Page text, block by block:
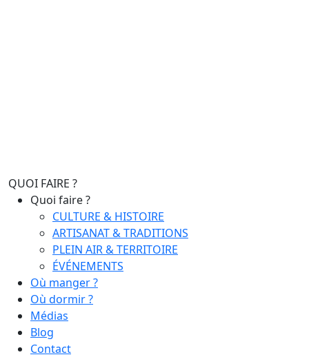
QUOI FAIRE ?
Quoi faire ?
CULTURE & HISTOIRE
ARTISANAT & TRADITIONS
PLEIN AIR & TERRITOIRE
ÉVÉNEMENTS
Où manger ?
Où dormir ?
Médias
Blog
Contact